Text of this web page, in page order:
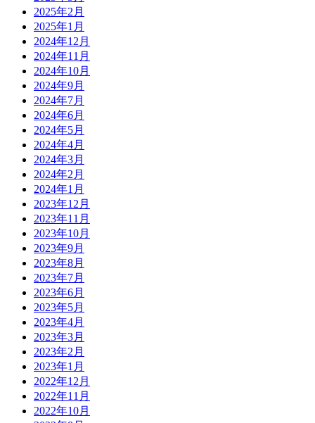
2025年2月
2025年1月
2024年12月
2024年11月
2024年10月
2024年9月
2024年7月
2024年6月
2024年5月
2024年4月
2024年3月
2024年2月
2024年1月
2023年12月
2023年11月
2023年10月
2023年9月
2023年8月
2023年7月
2023年6月
2023年5月
2023年4月
2023年3月
2023年2月
2023年1月
2022年12月
2022年11月
2022年10月